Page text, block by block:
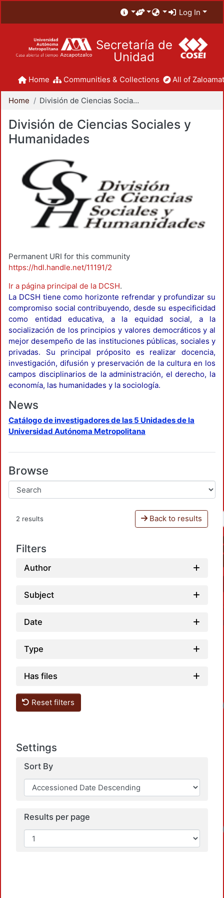
Log In
Secretaría de
Unidad
Home Communities & Collections All of
Home División de Ciencias Sociales y Humanidades
División de Ciencias Sociales y
Humanidades
Permanent URI for this community
https://hdl.handle.net/11191/2
Ir a página principal de la DCSH.
La DCSH tiene como horizonte refrendar y profundizar su
compromiso social contribuyendo, desde su especificidad
como entidad educativa, a la equidad social, a la
socialización de los principios y valores democráticos y al
mejor desempeño de las instituciones públicas, sociales y
privadas. Su principal próposito es realizar docencia,
investigación, difusión y preservación de la cultura en los
campos disciplinarios de la administración, el derecho, la
economía, las humanidades y la sociología.
News
Catálogo de investigadores de las 5 Unidades de la
Universidad Autónoma Metropolitana
Browse
2 results Back to results
Filters
Author
Subject
Date
Type
Has files
Reset filters
Settings
Sort By
Results per page